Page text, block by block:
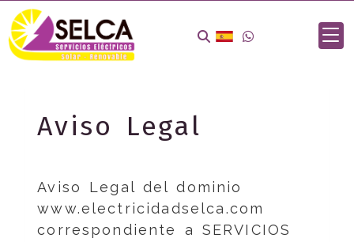
Aviso Legal
Aviso Legal del dominio
www.electricidadselca.com
correspondiente a SERVICIOS